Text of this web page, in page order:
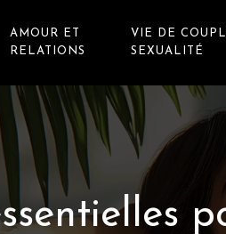
AMOUR ET
RELATIONS
VIE DE
SEXUALITÉ